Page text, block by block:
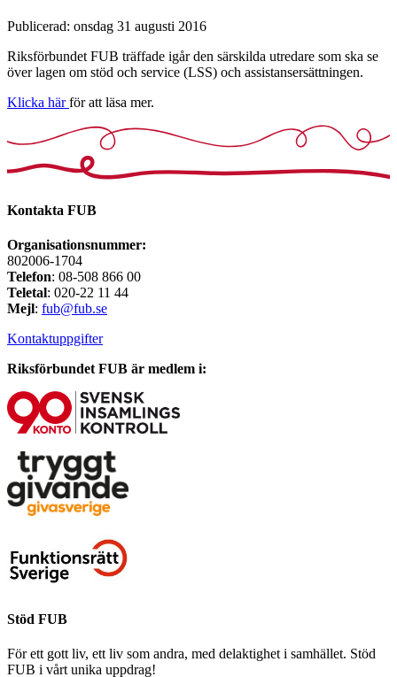
Publicerad: onsdag 31 augusti 2016
Riksförbundet FUB träffade igår den särskilda utredare som ska se
över lagen om stöd och service (LSS) och assistansersättningen.
Klicka härför att läsa mer.
Kontakta FUB
Organisationsnummer:
802006-1704
Telefon: 08-508 866 00
Teletal: 020-22 11 44
Mejl: fub@fub.se
Kontaktuppgifter
Riksförbundet FUB är medlem i:
Stöd FUB
För ett gott liv, ett liv som andra, med delaktighet i samhället. Stöd
FUB i vårt unika uppdrag!